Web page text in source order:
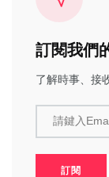
訂閱我們
了解時事、接
請鍵入
訂閱